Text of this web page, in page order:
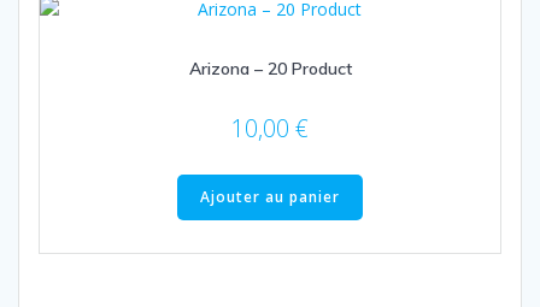
Arizona – 20 Product
10,00 €
Ajouter au panier